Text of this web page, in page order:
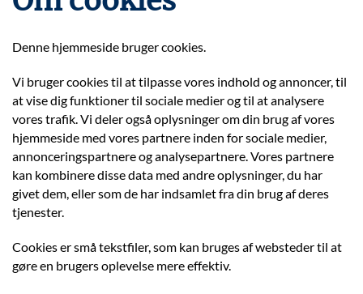
Denne hjemmeside bruger cookies.
Vi bruger cookies til at tilpasse vores indhold og annoncer, til
at vise dig funktioner til sociale medier og til at analysere
vores trafik. Vi deler også oplysninger om din brug af vores
hjemmeside med vores partnere inden for sociale medier,
annonceringspartnere og analysepartnere. Vores partnere
kan kombinere disse data med andre oplysninger, du har
givet dem, eller som de har indsamlet fra din brug af deres
tjenester.
Cookies er små tekstfiler, som kan bruges af websteder til at
gøre en brugers oplevelse mere effektiv.